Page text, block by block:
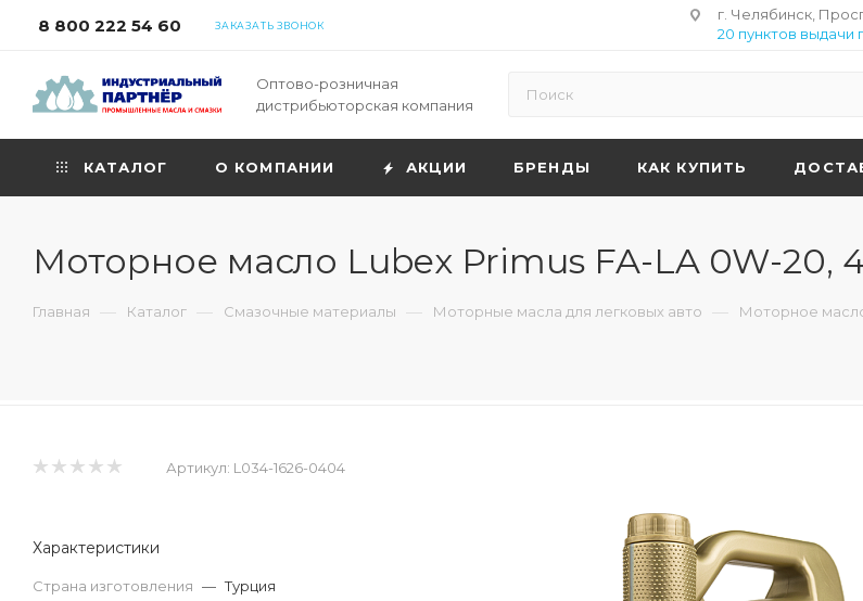
8 800 222 54 60 ЗАКАЗАТЬ ЗВОНОК
г. Челябинск,
20 пунктов выдачи
Оптово-розничная
дистрибьюторская компания
КАТАЛОГ О КОМПАНИИ АКЦИИ БРЕНДЫ КАК КУПИТЬ
Моторное масло Lubex Primus FA-LA 0W-20,
Главная — Каталог — Смазочные материалы — Моторные масла для легковых авто — Моторное
Артикул: L034-1626-0404
Характеристики
Страна изготовления — Турция